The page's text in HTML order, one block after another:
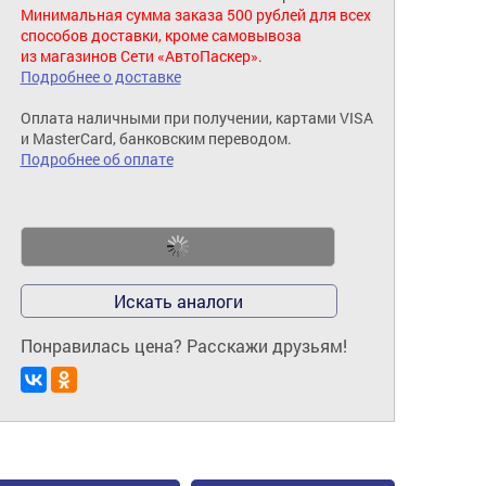
Минимальная сумма заказа 500 рублей для всех
способов доставки, кроме самовывоза
из магазинов Сети «АвтоПаскер».
Подробнее о доставке
Оплата наличными при получении, картами VISA
и MasterCard, банковским переводом.
Подробнее об оплате
Искать аналоги
Понравилась цена? Расскажи друзьям!